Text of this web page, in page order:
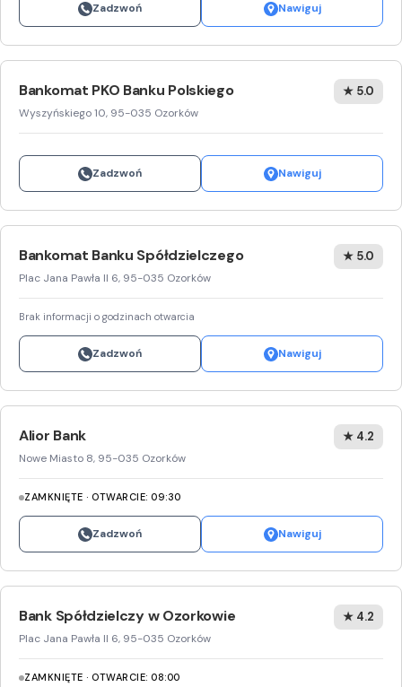
Zadzwoń Nawiguj
Bankomat PKO Banku Polskiego
Wyszyńskiego 10, 95-035 Ozorków
★ 5.0
Zadzwoń Nawiguj
Bankomat Banku Spółdzielczego
Plac Jana Pawła II 6, 95-035 Ozorków
★ 5.0
Brak informacji o godzinach otwarcia
Zadzwoń Nawiguj
Alior Bank
Nowe Miasto 8, 95-035 Ozorków
★ 4.2
ZAMKNIĘTE · OTWARCIE: 09:30
Zadzwoń Nawiguj
Bank Spółdzielczy w Ozorkowie
Plac Jana Pawła II 6, 95-035 Ozorków
★ 4.2
ZAMKNIĘTE · OTWARCIE: 08:00